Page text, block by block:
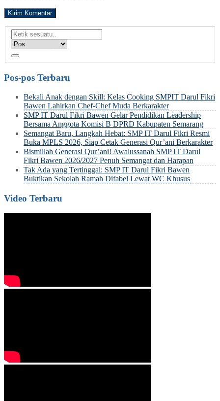
Pos-pos Terbaru
Bekali Anak dengan Skill: Kelas Cooking SMPIT Darul Fikri
Bawen Lahirkan Chef-Chef Muda Berkarakter
SMP IT Darul Fikri Bawen Gelar Pendidikan Leadership
Bersama Anggota Komisi B DPRD Kabupaten Semarang
Semangat Baru, Langkah Hebat: SMP IT Darul Fikri Resmi
Buka MPLS 2026, Siap Cetak Generasi Qur’ani Berkarakter
Bismillah Generasi Qur’ani! Awalussanah SMP IT Darul
Fikri Bawen 2026/2027 Penuh Semangat dan Harapan
Tak Ada yang Tertinggal: SMP IT Darul Fikri Bawen
Buktikan Sekolah Ramah Difabel Lewat WC Khusus
Video Terbaru